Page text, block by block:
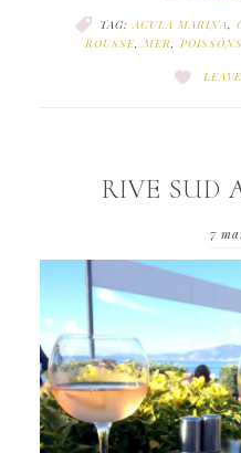
TAG:ACULA MARINA,
ROUSSE, MER, POISSONS
RIVE SUD
7